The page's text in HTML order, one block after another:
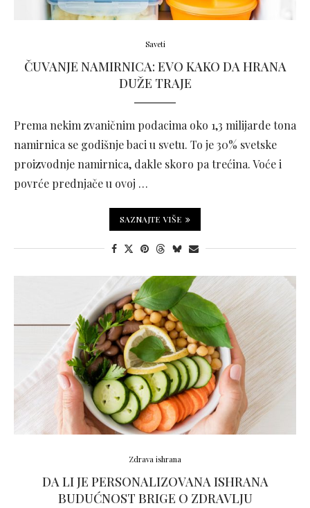
Saveti
ČUVANJE NAMIRNICA: EVO KAKO DA HRANA
DUŽE TRAJE
Prema nekim zvaničnim podacima oko 1,3 milijarde tona
namirnica se godišnje baci u svetu. To je 30% svetske
proizvodnje namirnica, dakle skoro pa trećina. Voće i
povrće prednjače u ovoj …
SAZNAJTE VIŠE
Zdrava ishrana
DA LI JE PERSONALIZOVANA ISHRANA
BUDUĆNOST BRIGE O ZDRAVLJU